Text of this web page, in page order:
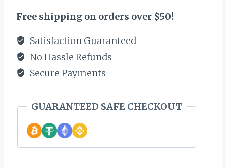
ЦЕПОЧЬКА
ПРОБЫ.
BЕС
82,5
ГР.
ВЫПЛАТЫ
64€
СПРОСИТЕ
Free shipping on orders over $50!
Satisfaction Guaranteed
No Hassle Refunds
Secure Payments
GUARANTEED SAFE CHECKOUT